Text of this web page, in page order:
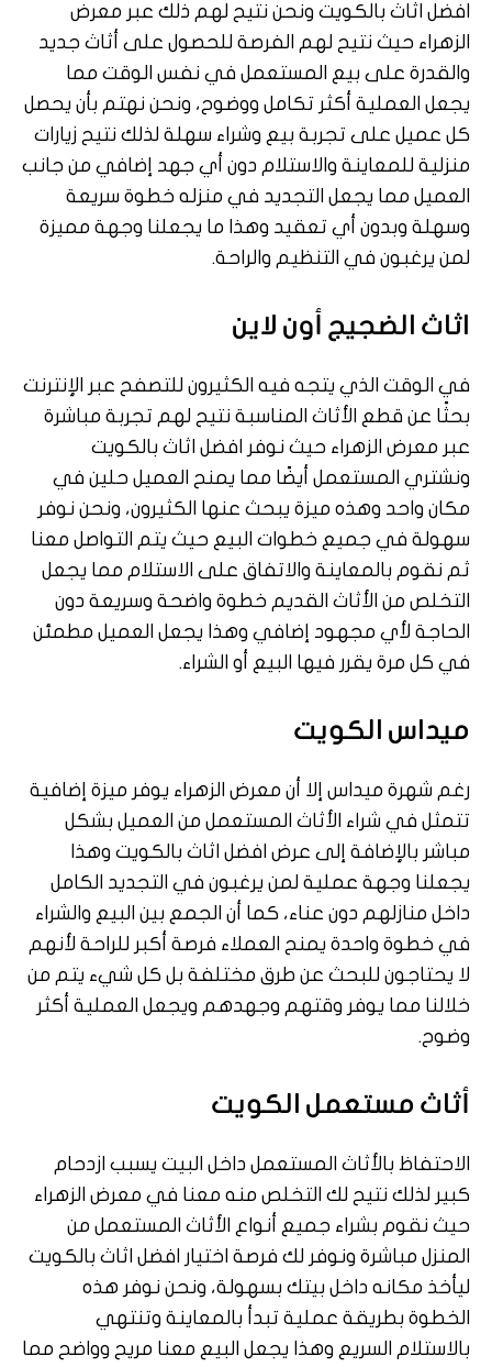
افضل اثاث بالكويت ونحن نتيح لهم ذلك عبر معرض
الزهراء حيث نتيح لهم الفرصة للحصول على أثاث جديد
والقدرة على بيع المستعمل في نفس الوقت مما
يجعل العملية أكثر تكامل ووضوح، ونحن نهتم بأن يحصل
كل عميل على تجربة بيع وشراء سهلة لذلك نتيح زيارات
منزلية للمعاينة والاستلام دون أي جهد إضافي من جانب
العميل مما يجعل التجديد في منزله خطوة سريعة
وسهلة وبدون أي تعقيد وهذا ما يجعلنا وجهة مميزة
لمن يرغبون في التنظيم والراحة.
اثاث الضجيج أون لاين
في الوقت الذي يتجه فيه الكثيرون للتصفح عبر الإنترنت
بحثًا عن قطع الأثاث المناسبة نتيح لهم تجربة مباشرة
عبر معرض الزهراء حيث نوفر افضل اثاث بالكويت
ونشتري المستعمل أيضًا مما يمنح العميل حلين في
مكان واحد وهذه ميزة يبحث عنها الكثيرون، ونحن نوفر
سهولة في جميع خطوات البيع حيث يتم التواصل معنا
ثم نقوم بالمعاينة والاتفاق على الاستلام مما يجعل
التخلص من الأثاث القديم خطوة واضحة وسريعة دون
الحاجة لأي مجهود إضافي وهذا يجعل العميل مطمئن
في كل مرة يقرر فيها البيع أو الشراء.
ميداس الكويت
رغم شهرة ميداس إلا أن معرض الزهراء يوفر ميزة إضافية
تتمثل في شراء الأثاث المستعمل من العميل بشكل
مباشر بالإضافة إلى عرض افضل اثاث بالكويت وهذا
يجعلنا وجهة عملية لمن يرغبون في التجديد الكامل
داخل منازلهم دون عناء، كما أن الجمع بين البيع والشراء
في خطوة واحدة يمنح العملاء فرصة أكبر للراحة لأنهم
لا يحتاجون للبحث عن طرق مختلفة بل كل شيء يتم من
خلالنا مما يوفر وقتهم وجهدهم ويجعل العملية أكثر
وضوح.
أثاث مستعمل الكويت
الاحتفاظ بالأثاث المستعمل داخل البيت يسبب ازدحام
كبير لذلك نتيح لك التخلص منه معنا في معرض الزهراء
حيث نقوم بشراء جميع أنواع الأثاث المستعمل من
المنزل مباشرة ونوفر لك فرصة اختيار افضل اثاث بالكويت
ليأخذ مكانه داخل بيتك بسهولة، ونحن نوفر هذه
الخطوة بطريقة عملية تبدأ بالمعاينة وتنتهي
بالاستلام السريع وهذا يجعل البيع معنا مريح وواضح مما